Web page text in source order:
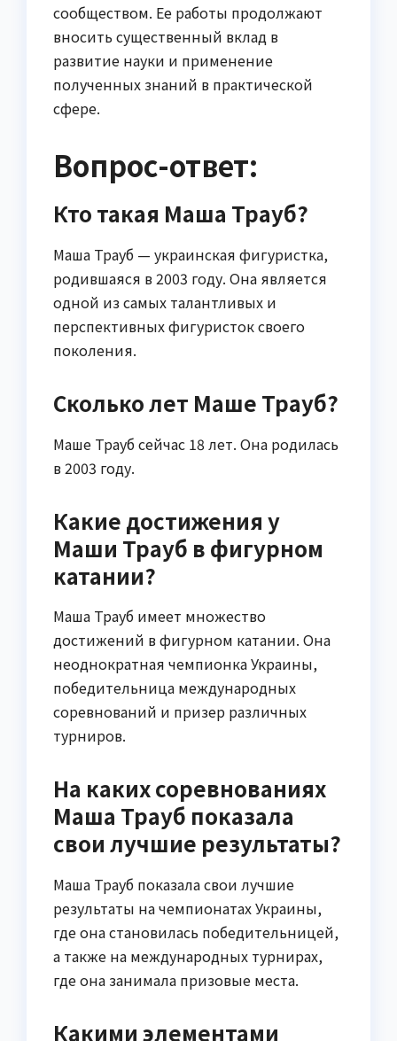
сообществом. Ее работы продолжают
вносить существенный вклад в
развитие науки и применение
полученных знаний в практической
сфере.
Вопрос-ответ:
Кто такая Маша Трауб?
Маша Трауб — украинская фигуристка,
родившаяся в 2003 году. Она является
одной из самых талантливых и
перспективных фигуристок своего
поколения.
Сколько лет Маше Трауб?
Маше Трауб сейчас 18 лет. Она родилась
в 2003 году.
Какие достижения у
Маши Трауб в фигурном
катании?
Маша Трауб имеет множество
достижений в фигурном катании. Она
неоднократная чемпионка Украины,
победительница международных
соревнований и призер различных
турниров.
На каких соревнованиях
Маша Трауб показала
свои лучшие результаты?
Маша Трауб показала свои лучшие
результаты на чемпионатах Украины,
где она становилась победительницей,
а также на международных турнирах,
где она занимала призовые места.
Какими элементами